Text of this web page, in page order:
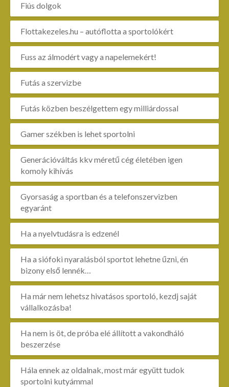
Fiús dolgok
Flottakezeles.hu – autóflotta a sportolókért
Fuss az álmodért vagy a napelemekért!
Futás a szervizbe
Futás közben beszélgettem egy milliárdossal
Gamer székben is lehet sportolni
Generációváltás kkv méretű cég életében igen
komoly kihívás
Gyorsaság a sportban és a telefonszervizben
egyaránt
Ha a nyelvtudásra is edzenél
Ha a siófoki nyaralásból sportot lehetne űzni, én
bizony első lennék…
Ha már nem lehetsz hivatásos sportoló, kezdj saját
vállalkozásba!
Ha nem is öt, de próba elé állított a vakondháló
beszerzése
Hála ennek az oldalnak, most már együtt tudok
sportolni kutyámmal